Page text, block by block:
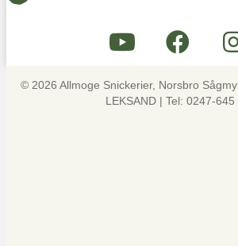
© 2026 Allmoge Snickerier, Norsbro
LEKSAND | Tel: 0247-645